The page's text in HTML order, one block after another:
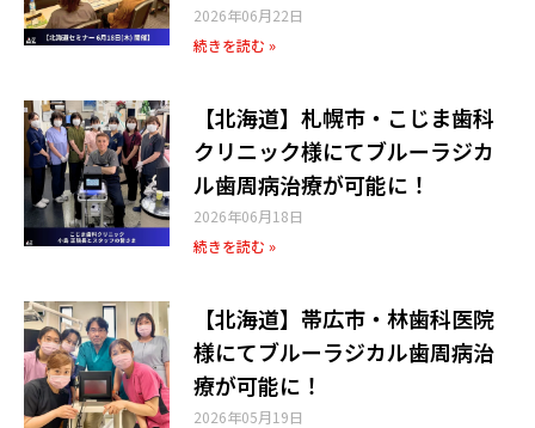
2026年06月22日
続きを読む »
【北海道】札幌市・こじま歯科
クリニック様にてブルーラジカ
ル歯周病治療が可能に！
2026年06月18日
続きを読む »
【北海道】帯広市・林歯科医院
様にてブルーラジカル歯周病治
療が可能に！
2026年05月19日